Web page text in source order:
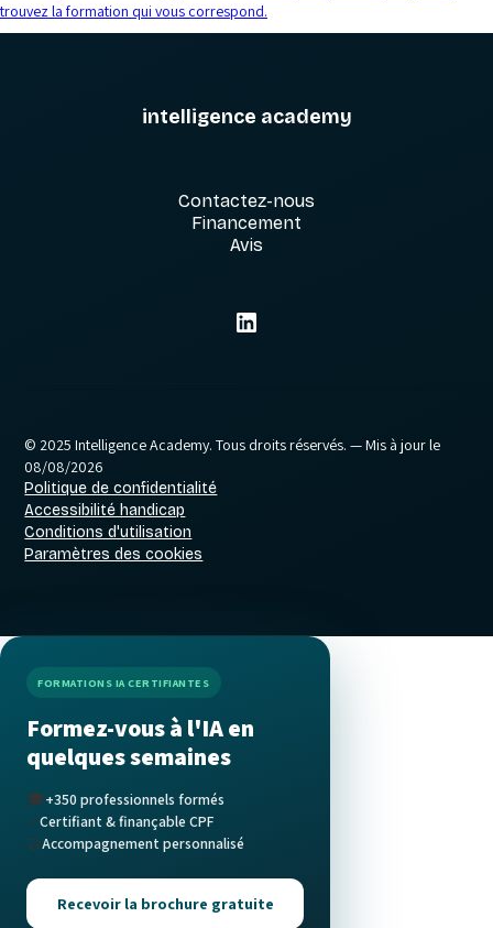
trouvez la formation qui vous correspond.
intelligence academy
Contactez-nous
Financement
Avis
© 2025 Intelligence Academy. Tous droits réservés. — Mis à jour le
08/08/2026
Politique de confidentialité
Accessibilité handicap
Conditions d'utilisation
Paramètres des cookies
FORMATIONS IA CERTIFIANTES
Formez-vous à l'IA en
quelques semaines
🎓+350 professionnels formés
Certifiant & finançable CPF
🤝Accompagnement personnalisé
Recevoir la brochure gratuite